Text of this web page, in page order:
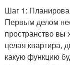
Шаг 1:
Первым делом
пространство вы
целая квартира,
какую функцию